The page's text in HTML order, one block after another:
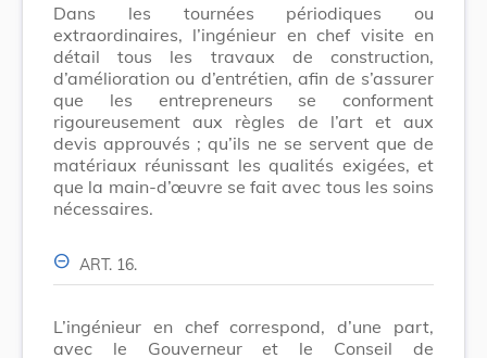
Dans les tournées périodiques ou
extraordinaires, l’ingénieur en chef visite en
détail tous les travaux de construction,
d’amélioration ou d’entrétien, afin de s’assurer
que les entrepreneurs se conforment
rigoureusement aux règles de l’art et aux
devis approuvés ; qu’ils ne se servent que de
matériaux réunissant les qualités exigées, et
que la main-d’œuvre se fait avec tous les soins
nécessaires.
ART. 16.
L’ingénieur en chef correspond, d’une part,
avec le Gouverneur et le Conseil de